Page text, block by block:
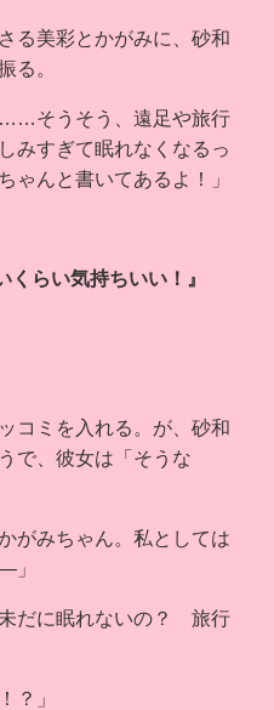
る美彩とかがみに、砂和
る。
そうそう、遠足や旅行
みすぎて眠れなくなるっ
んと書いてあるよ！」
くらい気持ちいい！』
コミを入れる。が、砂和
で、彼女は「そうな
がみちゃん。私としては
」
未だに眠れないの？ 旅行
？」